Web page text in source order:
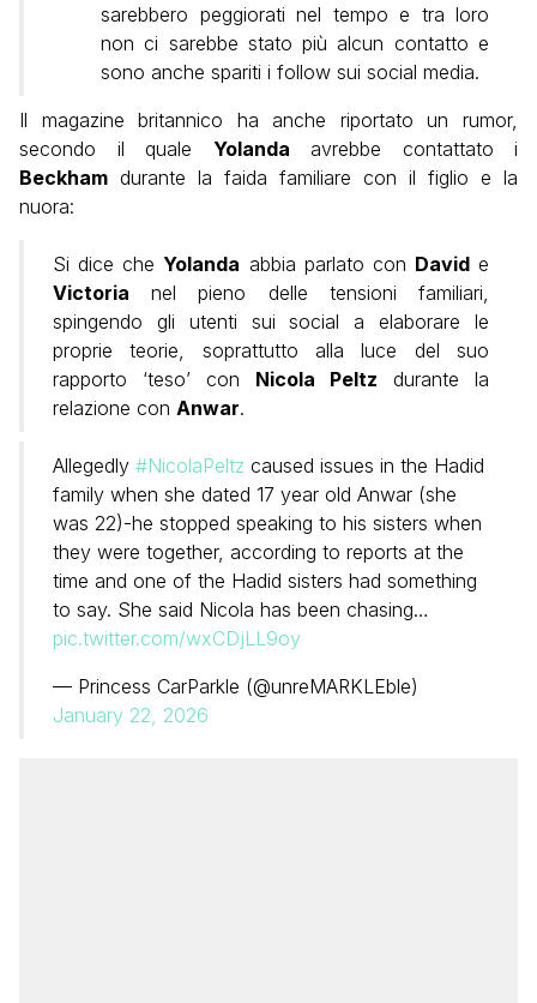
sarebbero peggiorati nel tempo e tra loro
non ci sarebbe stato più alcun contatto e
sono anche spariti i follow sui social media.
Il magazine britannico ha anche riportato un rumor,
secondo il quale Yolanda avrebbe contattato i
Beckham durante la faida familiare con il figlio e la
nuora:
Si dice che Yolanda abbia parlato con Davide
Victoria nel pieno delle tensioni familiari,
spingendo gli utenti sui social a elaborare le
proprie teorie, soprattutto alla luce del suo
rapporto ‘teso’ con Nicola Peltz durante la
relazione con Anwar.
Allegedly #NicolaPeltz caused issues in the Hadid
family when she dated 17 year old Anwar (she
was 22)-he stopped speaking to his sisters when
they were together, according to reports at the
time and one of the Hadid sisters had something
to say. She said Nicola has been chasing…
pic.twitter.com/wxCDjLL9oy
— Princess CarParkle (@unreMARKLEble)
January 22, 2026